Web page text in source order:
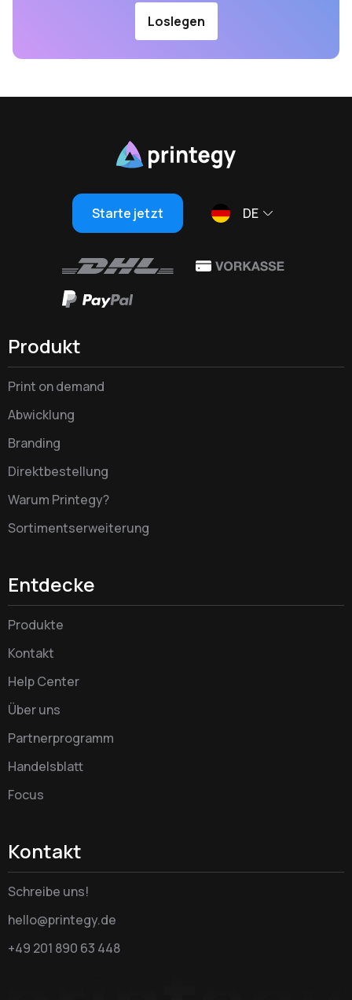
Loslegen
Starte jetzt DE
Produkt
Print on demand
Abwicklung
Branding
Direktbestellung
Warum Printegy?
Sortimentserweiterung
Entdecke
Produkte
Kontakt
Help Center
Über uns
Partnerprogramm
Handelsblatt
Focus
Kontakt
Schreibe uns!
hello@printegy.de
+49 201 890 63 448